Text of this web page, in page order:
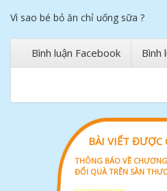
Vì sao bé bỏ ăn chỉ uống sữa ?
Bình luận Facebook Bình
BÀI VIẾT ĐƯỢC
THÔNG BÁO VỀ
ĐỔI QUÀ TRÊN SÀN